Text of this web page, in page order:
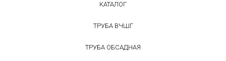
КАТАЛОГ
ТРУБА ВЧШГ
ТРУБА ОБСАДНАЯ